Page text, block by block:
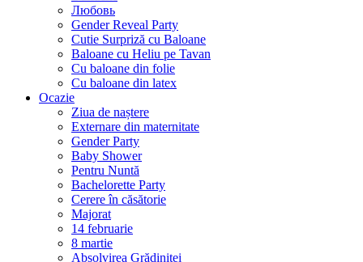
Любовь
Gender Reveal Party
Cutie Surpriză cu Baloane
Baloane cu Heliu pe Tavan
Cu baloane din folie
Cu baloane din latex
Ocazie
Ziua de naștere
Externare din maternitate
Gender Party
Baby Shower
Pentru Nuntă
Bachelorette Party
Cerere în căsătorie
Majorat
14 februarie
8 martie
Absolvirea Grădiniței